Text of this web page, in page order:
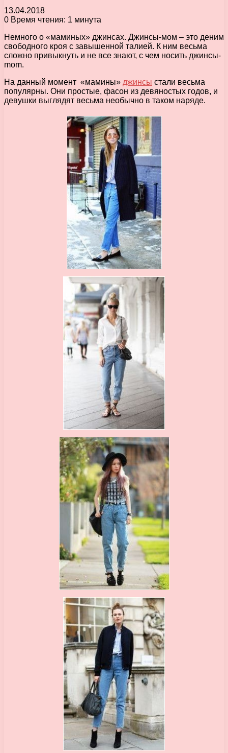
13.04.2018
0 Время чтения: 1 минута
Немного о «маминых» джинсах. Джинсы-мом – это деним
свободного кроя с завышенной талией. К ним весьма
сложно привыкнуть и не все знают, с чем носить джинсы-
mom.
На данный момент «мамины» джинсы стали весьма
популярны. Они простые, фасон из девяностых годов, и
девушки выглядят весьма необычно в таком наряде.